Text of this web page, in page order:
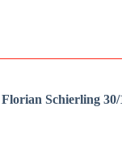
Flo­ri­an Schier­ling 30/